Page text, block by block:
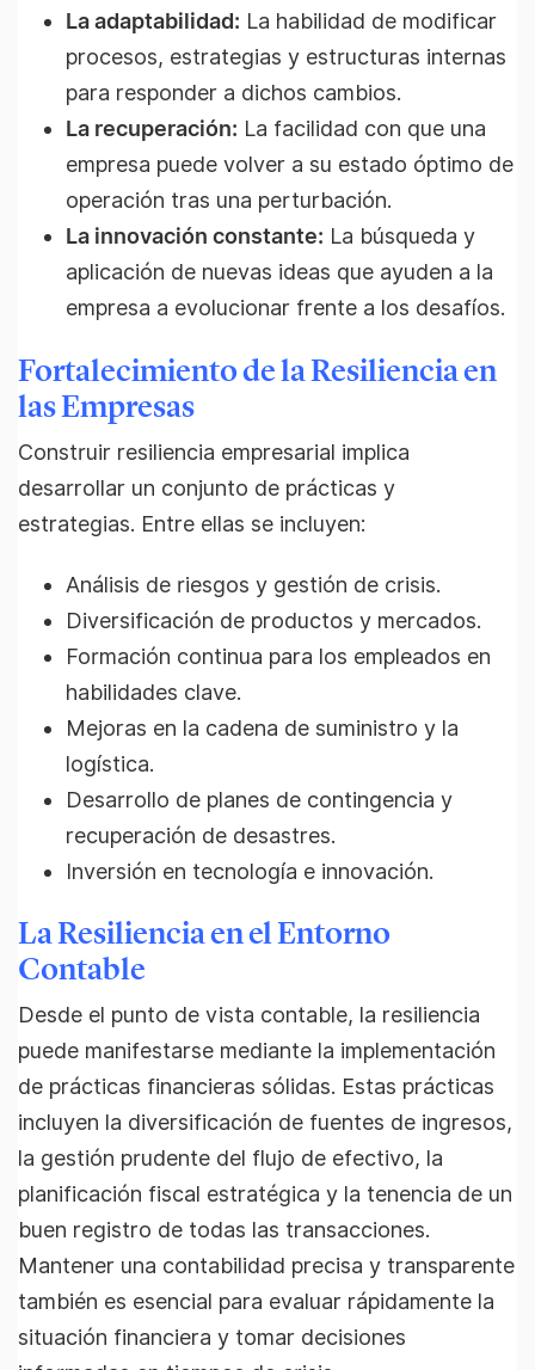
La adaptabilidad: La habilidad de modificar
procesos, estrategias y estructuras internas
para responder a dichos cambios.
La recuperación: La facilidad con que una
empresa puede volver a su estado óptimo de
operación tras una perturbación.
La innovación constante: La búsqueda y
aplicación de nuevas ideas que ayuden a la
empresa a evolucionar frente a los desafíos.
Fortalecimiento de la Resiliencia en
las Empresas
Construir resiliencia empresarial implica
desarrollar un conjunto de prácticas y
estrategias. Entre ellas se incluyen:
Análisis de riesgos y gestión de crisis.
Diversificación de productos y mercados.
Formación continua para los empleados en
habilidades clave.
Mejoras en la cadena de suministro y la
logística.
Desarrollo de planes de contingencia y
recuperación de desastres.
Inversión en tecnología e innovación.
La Resiliencia en el Entorno
Contable
Desde el punto de vista contable, la resiliencia
puede manifestarse mediante la implementación
de prácticas financieras sólidas. Estas prácticas
incluyen la diversificación de fuentes de ingresos,
la gestión prudente del flujo de efectivo, la
planificación fiscal estratégica y la tenencia de un
buen registro de todas las transacciones.
Mantener una contabilidad precisa y transparente
también es esencial para evaluar rápidamente la
situación financiera y tomar decisiones